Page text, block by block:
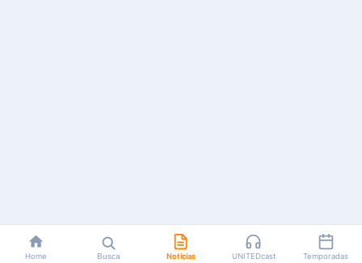
Home Busca Notícias UNITEDcast Temporadas